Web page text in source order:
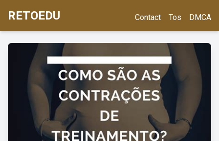
RETOEDU Contact Tos DMCA